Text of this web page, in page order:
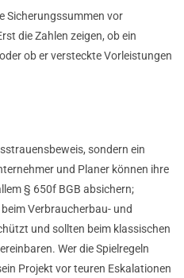
Sicherungssummen vor
die Zahlen zeigen, ob ein
ob er versteckte Vorleistungen
sondern ein
und Planer können ihre
§ 650f BGB absichern;
Verbraucherbau- und
und sollten beim klassischen
Wer die Spielregeln
Projekt vor teuren Eskalationen